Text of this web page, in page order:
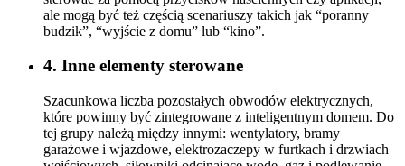
ale mogą być też częścią scenariuszy takich jak “poranny
budzik”, “wyjście z domu” lub “kino”.
4. Inne elementy sterowane
Szacunkowa liczba pozostałych obwodów elektrycznych,
które powinny być zintegrowane z inteligentnym domem. Do
tej grupy należą między innymi: wentylatory, bramy
garażowe i wjazdowe, elektrozaczepy w furtkach i drzwiach